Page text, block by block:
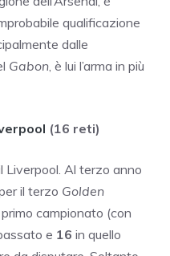
qualificazione
dalle
Gabon, è lui l’arma in più
(16 reti)
Liverpool. Al terzo anno
il terzo Golden
campionato (con
e 16 in quello